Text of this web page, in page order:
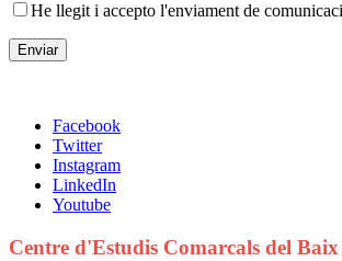
He llegit i accepto l'enviament de
Facebook
Twitter
Instagram
LinkedIn
Youtube
Centre d'Estudis Comarcals del